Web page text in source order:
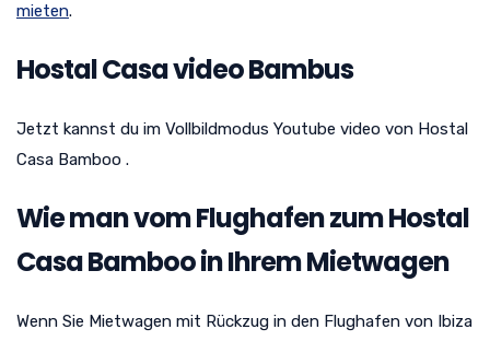
mieten.
Hostal Casa video Bambus
Jetzt kannst du im Vollbildmodus Youtube video von Hostal
Casa Bamboo .
Wie man vom Flughafen zum Hostal
Casa Bamboo in Ihrem Mietwagen
Wenn Sie Mietwagen mit Rückzug in den Flughafen von Ibiza